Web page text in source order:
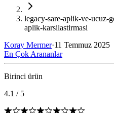
legacy-sare-aplik-ve-ucuz-
aplik-karsilastirmasi
Koray Mermer·11 Temmuz 2025
En Çok Arananlar
Birinci ürün
4.1 / 5